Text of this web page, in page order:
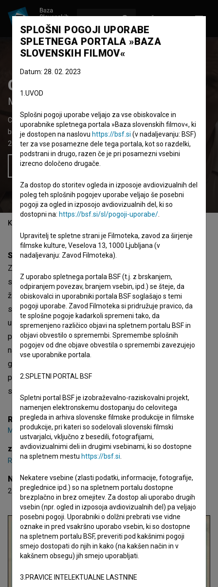
Charlatan Magnifique
Magnifični šarlatan
Celovečerni dokumentarni TV film
83' 44''
biografski, glasbeni
2016
Slovenija
Želim si ogledati ta film
Kazalo
Sinopsis
Zabaven preplet odlične glasbe, spontanih in komičnih
situacij ter komentarjev ključnih akterjev v Magnificovem
življenju. V filmu scenaristke in režiserke Maje Pavlin se
sprehodimo skozi Magnificovo bogato, razgibano in
uspešno kariero – od konca 1980-ih, ko je svojo glasbeno
pot začel z zasedbo U'REDU, prek solo kariere, v kateri so
nastali mnogi hiti, kot so 24.000 bacci, Kdo je Čefur, Halo
gospodična, Silvija in številni drugi, pa vse do podpisa
pogodbe z multinacionalko Sony, svetovnega uspeha s
skladbo Hir Aj Kam Hir Aj Go in ustvarjanja filmske glasbe.
Režija
Maja Pavlin
zasedba
Robert Pešut,Aleksander Pešut,Barbara Pešut
Nagrade
2 nagradi
SPLOŠNI POGOJI UPORABE
SPLETNEGA PORTALA »BAZA
SLOVENSKIH FILMOV«
Datum: 28. 02. 2023
1.UVOD
Splošni pogoji uporabe veljajo za vse obiskovalce in
uporabnike spletnega portala »Baza slovenskih filmov«, ki
je dostopen na naslovu https://bsf.si (v nadaljevanju: BSF)
ter za vse posamezne dele tega portala, kot so razdelki,
podstrani in drugo, razen če je pri posamezni vsebini
izrecno določeno drugače.
Za dostop do storitev ogleda in izposoje avdiovizualnih del
poleg teh splošnih pogojev uporabe veljajo še posebni
pogoji za ogled in izposojo avdiovizualnih del, ki so
dostopni na: https://bsf.si/sl/pogoji-uporabe/
Upravitelj te spletne strani je Filmoteka, zavod za širjenje
filmske kulture, Veselova 13, 1000 Ljubljana (v
nadaljevanju: Zavod Filmoteka).
Z uporabo spletnega portala BSF (t.j. z brskanjem,
odpiranjem povezav, branjem vsebin, ipd.) se šteje, da
obiskovalci in uporabniki portala BSF soglašajo s temi
pogoji uporabe. Zavod Filmoteka si pridružuje pravico, da
te splošne pogoje kadarkoli spremeni tako, da
spremenjeno različico objavi na spletnem portalu BSF in
objavi obvestilo o spremembi. Spremembe splošnih
pogojev od dne objave obvestila o spremembi zavezujejo
vse uporabnike portala.
2.SPLETNI PORTAL BSF
Spletni portal BSF je izobraževalno-raziskovalni projekt,
namenjen elektronskemu dostopanju do celovitega
pregleda in arhiva slovenske filmske produkcije in filmske
produkcije, pri kateri so sodelovali slovenski filmski
ustvarjalci, vključno z besedili, fotografijami,
avdiovizualnimi deli in drugimi vsebinami, ki so dostopne
na spletnem mestu https://bsf.si
Nekatere vsebine (zlasti podatki, informacije, fotografije,
preglednice ipd.) so na spletnem portalu dostopne
brezplačno in brez omejitev. Za dostop ali uporabo drugih
vsebin (npr. ogled in izposoja avdiovizualnih del) pa veljajo
posebni pogoji. Uporabniki o dolžni prebrati vse vidne
oznake in pred vsakršno uporabo vsebin, ki so dostopne
na spletnem portalu BSF, preveriti pod kakšnimi pogoji
smejo dostopati do njih in kako (na kakšen način in v
kakšnem obsegu) jih smejo uporabljati.
3.PRAVICE INTELEKTUALNE LASTNINE